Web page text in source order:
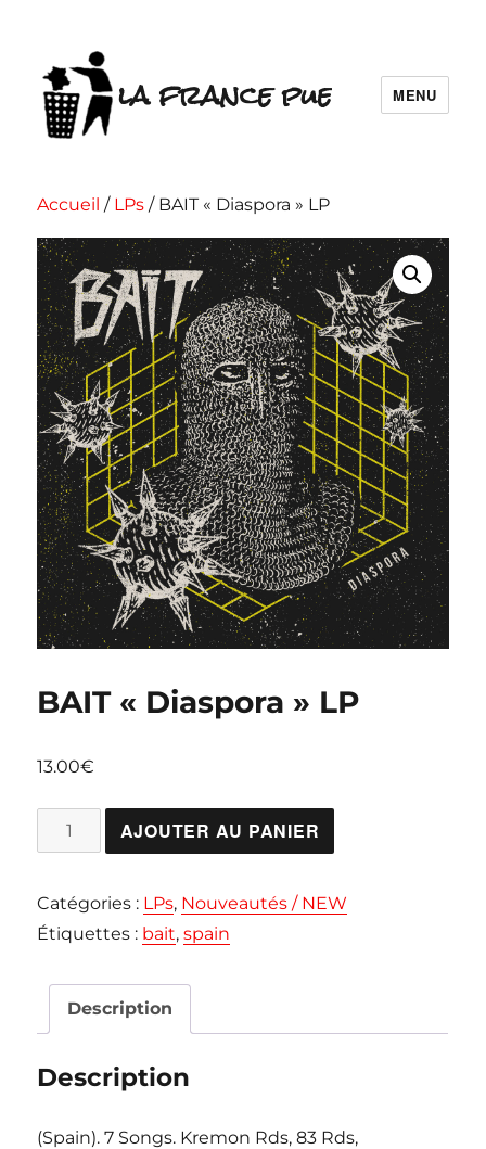
la france pue MENU
Accueil / LPs / BAIT « Diaspora » LP
BAIT « Diaspora » LP
13.00€
quantité
de
"Diaspora"
LP
AJOUTER AU PANIER
Catégories : LPs, Nouveautés / NEW
Étiquettes : bait,spain
Description
Description
(Spain). 7 Songs. Kremon Rds, 83 Rds,